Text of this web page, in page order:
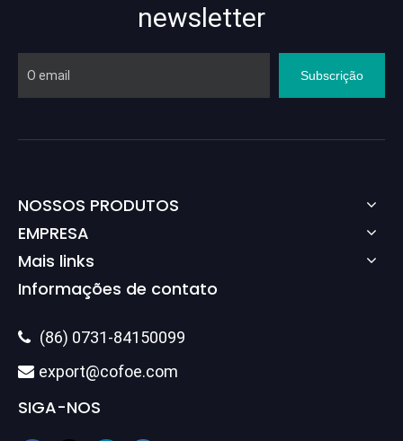
newsletter
Subscrição
NOSSOS PRODUTOS
EMPRESA
Mais links
Informações de contato
 (86) 0731-84150099
 export@cofoe.com
SIGA-NOS